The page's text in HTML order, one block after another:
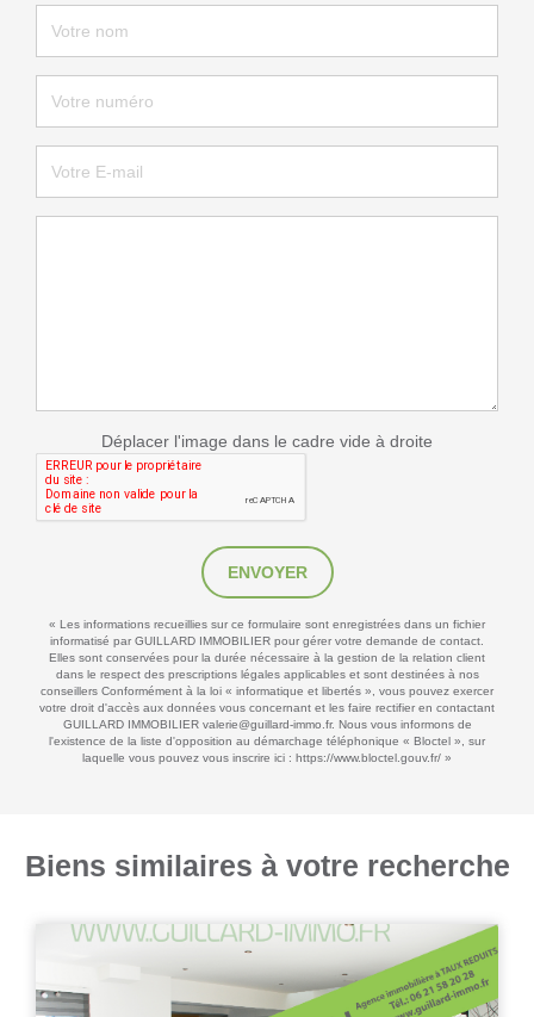
Déplacer l'image dans le cadre vide à droite
ENVOYER
« Les informations recueillies sur ce formulaire sont enregistrées dans un fichier
informatisé par GUILLARD IMMOBILIER pour gérer votre demande de contact.
Elles sont conservées pour la durée nécessaire à la gestion de la relation client
dans le respect des prescriptions légales applicables et sont destinées à nos
conseillers Conformément à la loi « informatique et libertés », vous pouvez exercer
votre droit d'accès aux données vous concernant et les faire rectifier en contactant
GUILLARD IMMOBILIER valerie@guillard-immo.fr. Nous vous informons de
l'existence de la liste d'opposition au démarchage téléphonique « Bloctel », sur
laquelle vous pouvez vous inscrire ici : https://www.bloctel.gouv.fr/ »
Biens similaires à votre recherche